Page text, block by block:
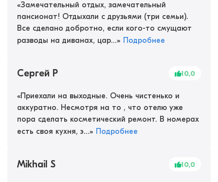
«Замечательный отдых, замечательный
пансионат! Отдыхали с друзьями (три семьи).
Все сделано добротно, если кого-то смущают
разводы на диванах, цар...» Подробнее
Сергей Р 10,0
«Приехали на выходные. Очень чистенько и
аккуратно. Несмотря на то , что отелю уже
пора сделать косметический ремонт. В номерах
есть своя кухня, э...» Подробнее
Mikhail S 10,0